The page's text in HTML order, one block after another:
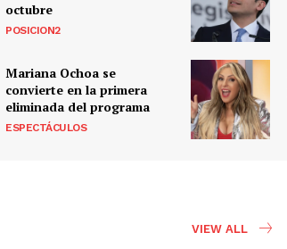
octubre
POSICION2
Mariana Ochoa se
convierte en la primera
eliminada del programa
ESPECTÁCULOS
VIEW ALL